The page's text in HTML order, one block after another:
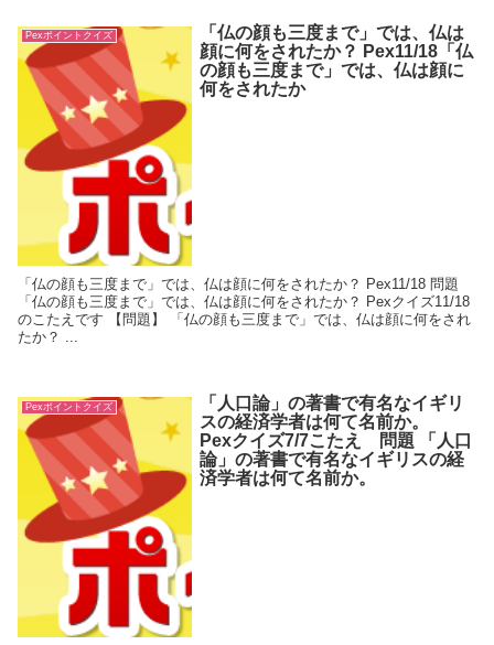
Pexポイントクイズ
「仏の顔も三度まで」では、仏は
顔に何をされたか？ Pex11/18「仏
の顔も三度まで」では、仏は顔に
何をされたか
「仏の顔も三度まで」では、仏は顔に何をされたか？ Pex11/18 問題
「仏の顔も三度まで」では、仏は顔に何をされたか？ Pexクイズ11/18
のこたえです 【問題】 「仏の顔も三度まで」では、仏は顔に何をされ
たか？ ...
Pexポイントクイズ
「人口論」の著書で有名なイギリ
スの経済学者は何て名前か。
Pexクイズ7/7こたえ 問題 「人口
論」の著書で有名なイギリスの経
済学者は何て名前か。